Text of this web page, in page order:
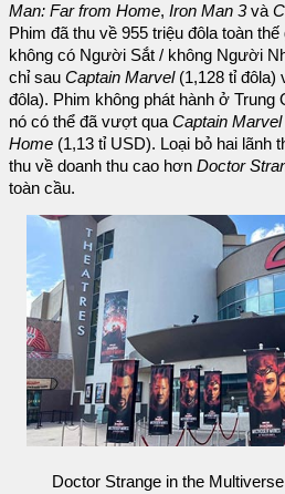
Man: Far from Home, Iron Man 3và
Phim đã thu về 955 triệu đôla toàn
không có Người Sắt / không Người
chỉ sau Captain Marvel(1,128 tỉ đôla)
đôla). Phim không phát hành ở Trung
nó có thể đã vượt qua Captain Marvel
Home (1,13 tỉ USD). Loại bỏ hai lãnh
thu về doanh thu cao hơn Doctor
toàn cầu.
Doctor Strange in the